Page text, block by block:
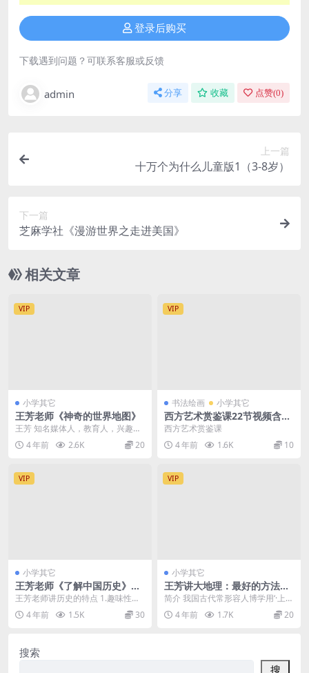
登录后购买
下载遇到问题？可联系客服或反馈
admin 分享 收藏 点赞(0)
上一篇
十万个为什么儿童版1（3-8岁）
下一篇
芝麻学社《漫游世界之走进美国》
相关文章
VIP
小学其它
王芳老师《神奇的世界地图》
王芳 知名媒体人，教育人，兴趣培
养师。《第一训练营》创始人，擅
长启蒙教育课程，用...
4 年前 2.6K 20
VIP
书法绘画 小学其它
西方艺术赏鉴课22节视频含P
DF
西方艺术赏鉴课
4 年前
1.6K 10
VIP
小学其它
王芳老师《了解中国历史》m
p3【上+下全46集】
王芳老师讲历史的特点 1.趣味性
强，孩子很容易接受 王芳老师讲课
趣味性、故事性强...
4 年前 1.5K 30
VIP
小学其它
王芳讲大地理：最好的方法学
中国地理 15课 高清视频
简介 我国古代常形容人博学用‘·上知
天文，下知地理”。地理学科引导我
们去认识环境...
4 年前 1.7K 20
搜索
搜